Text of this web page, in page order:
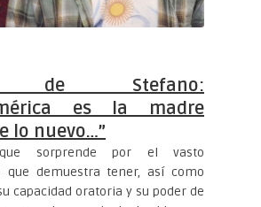
de Stefano:
es la madre
lo nuevo…”
sorprende por el vasto
que demuestra tener, así como
capacidad oratoria y su poder de